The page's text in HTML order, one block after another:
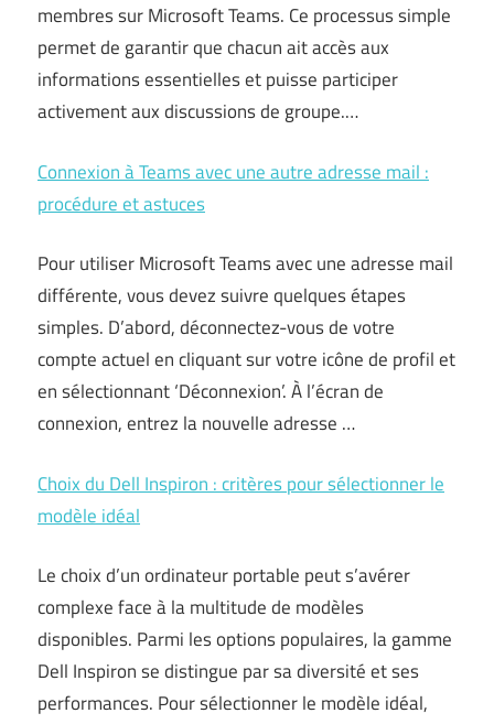
membres sur Microsoft Teams. Ce processus simple
permet de garantir que chacun ait accès aux
informations essentielles et puisse participer
activement aux discussions de groupe.…
Connexion à Teams avec une autre adresse mail :
procédure et astuces
Pour utiliser Microsoft Teams avec une adresse mail
différente, vous devez suivre quelques étapes
simples. D’abord, déconnectez-vous de votre
compte actuel en cliquant sur votre icône de profil et
en sélectionnant ‘Déconnexion’. À l’écran de
connexion, entrez la nouvelle adresse …
Choix du Dell Inspiron : critères pour sélectionner le
modèle idéal
Le choix d’un ordinateur portable peut s’avérer
complexe face à la multitude de modèles
disponibles. Parmi les options populaires, la gamme
Dell Inspiron se distingue par sa diversité et ses
performances. Pour sélectionner le modèle idéal,